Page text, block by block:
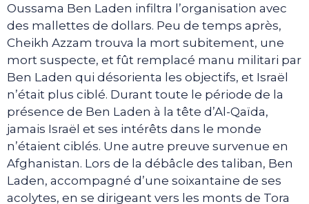
Oussama Ben Laden infiltra l’organisation avec
des mallettes de dollars. Peu de temps après,
Cheikh Azzam trouva la mort subitement, une
mort suspecte, et fût remplacé manu militari par
Ben Laden qui désorienta les objectifs, et Israël
n’était plus ciblé. Durant toute le période de la
présence de Ben Laden à la tête d’Al-Qaïda,
jamais Israël et ses intérêts dans le monde
n’étaient ciblés. Une autre preuve survenue en
Afghanistan. Lors de la débâcle des taliban, Ben
Laden, accompagné d’une soixantaine de ses
acolytes, en se dirigeant vers les monts de Tora